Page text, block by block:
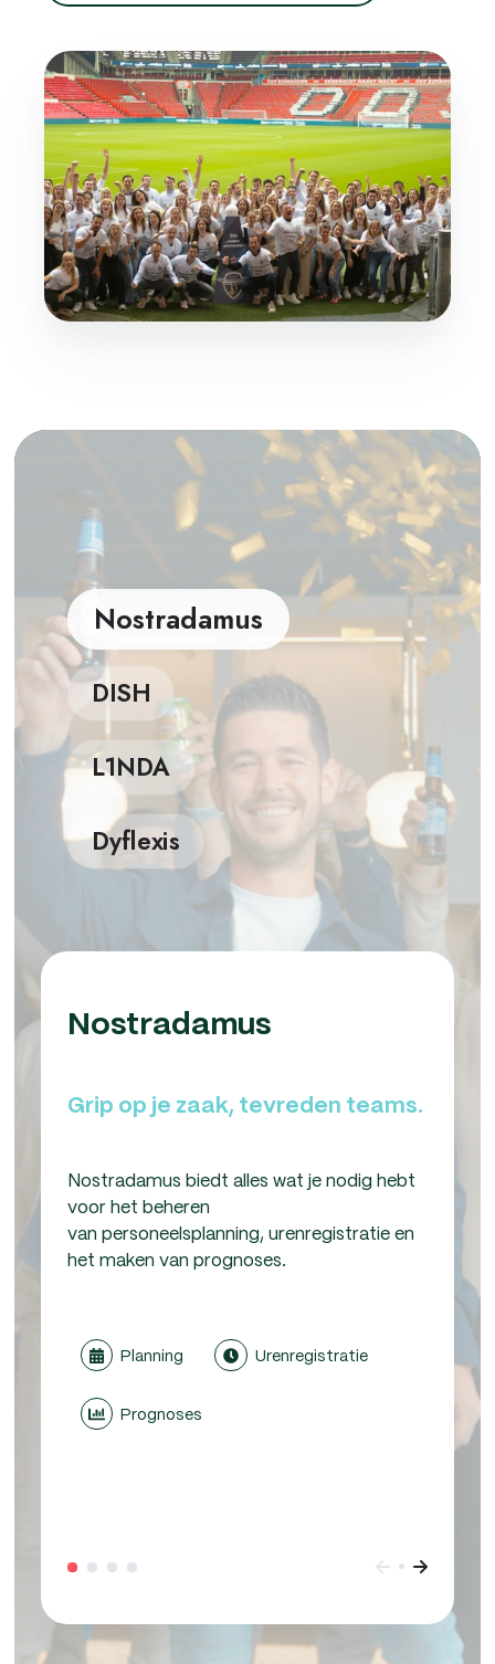
Nostradamus
Grip op je zaak, tevreden teams.
Nostradamus biedt alles wat je nodig hebt
voor het beheren
van personeelsplanning,urenregistratieen
het maken van prognoses.
Planning Urenregistratie
Prognoses
Nostradamus
DISH
L1NDA
Dyflexis